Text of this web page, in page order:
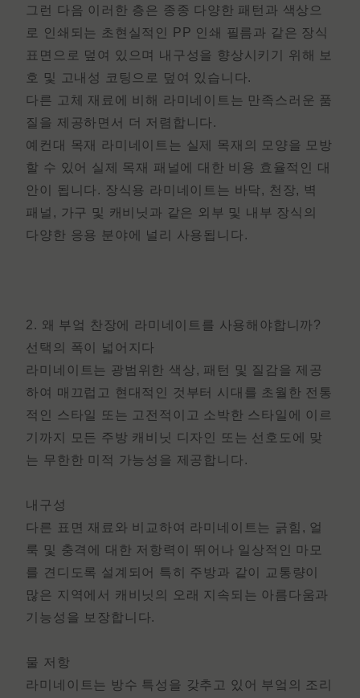
그런 다음 이러한 층은 종종 다양한 패턴과 색상으
로 인쇄되는 초현실적인 PP 인쇄 필름과 같은 장식
표면으로 덮여 있으며 내구성을 향상시키기 위해 보
호 및 고내성 코팅으로 덮여 있습니다.
다른 고체 재료에 비해 라미네이트는 만족스러운 품
질을 제공하면서 더 저렴합니다.
예컨대 목재 라미네이트 는 실제 목재의 모양을 모방
할 수 있어 실제 목재 패널에 대한 비용 효율적인 대
안이 됩니다. 장식용 라미네이트 는 바닥, 천장, 벽
패널, 가구 및 캐비닛과 같은 외부 및 내부 장식의
다양한 응용 분야에 널리 사용됩니다.
2. 왜 부엌 찬장에 라미네이트를 사용해야합니까?
선택의 폭이 넓어지다
라미네이트는 광범위한 색상, 패턴 및 질감을 제공
하여 매끄럽고 현대적인 것부터 시대를 초월한 전통
적인 스타일 또는 고전적이고 소박한 스타일에 이르
기까지 모든 주방 캐비닛 디자인 또는 선호도에 맞
는 무한한 미적 가능성을 제공합니다.
내구성
다른 표면 재료와 비교하여 라미네이트는 긁힘, 얼
룩 및 충격에 대한 저항력이 뛰어나 일상적인 마모
를 견디도록 설계되어 특히 주방과 같이 교통량이
많은 지역에서 캐비닛의 오래 지속되는 아름다움과
기능성을 보장합니다.
물 저항
라미네이트는 방수 특성을 갖추고 있어 부엌의 조리